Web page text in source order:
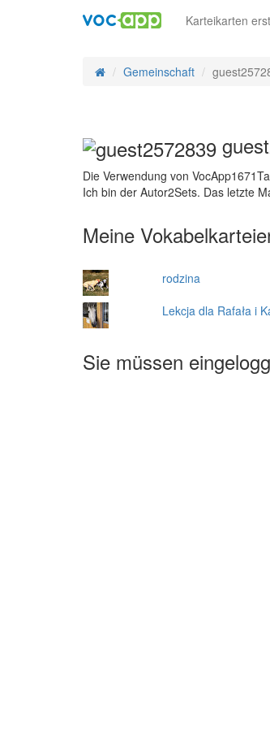
Karteikarten
Gemeinschaft
Die Verwendung von
Ich bin der Autor2Sets. Das letzte
Meine
rodzina
Lekcja dla Rafała i
Sie müssen